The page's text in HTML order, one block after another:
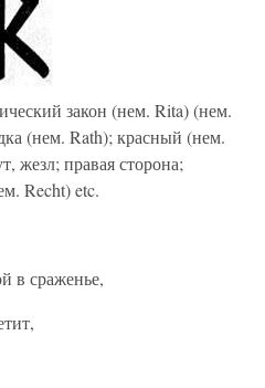
закон (нем. Rita) (нем.
(нем. Rath); красный (нем.
жезл; правая сторона;
Recht) etc.
в сраженье,